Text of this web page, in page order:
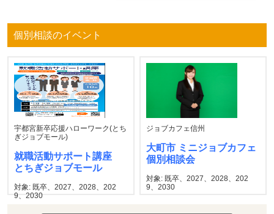
個別相談のイベント
宇都宮新卒応援ハローワーク(とち
ぎジョブモール)
就職活動サポート講座
とちぎジョブモール
対象: 既卒、2027、2028、202
9、2030
ジョブカフェ信州
大町市 ミニジョブカフェ
個別相談会
対象: 既卒、2027、2028、202
9、2030